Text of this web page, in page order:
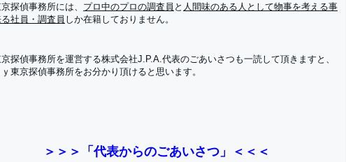
探偵事務所には、 プロ中のプロの調査員 と 人間味のある人として物事を考える事
社員・調査員 しか在籍しておりません。
探偵事務所を運営する株式会社J.P.A.代表のごあいさつも一読して頂きますと、
東京探偵事務所をお分かり頂けると思います。
＞＞＞「代表からのごあいさつ」＜＜＜